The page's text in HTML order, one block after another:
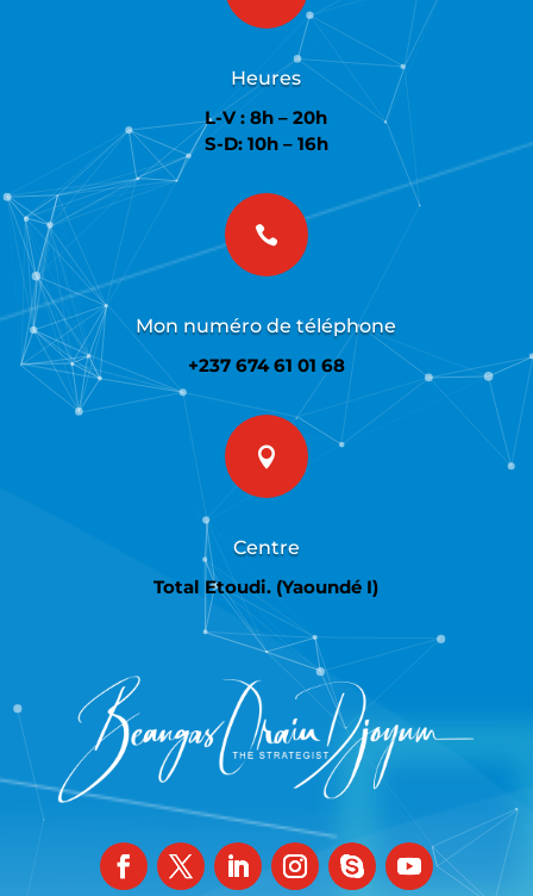
Heures
L-V : 8h – 20h
S-D: 10h – 16h

Mon numéro de téléphone
+237 674 61 01 68

Centre
Total Etoudi. (Yaoundé I)